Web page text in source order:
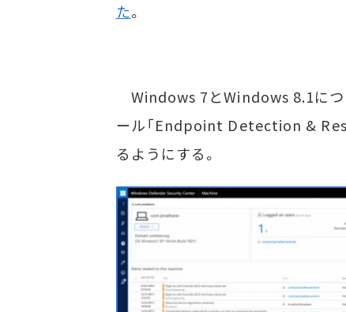
た。
Windows 7とWindows 8.1につ
ール「Endpoint Detection &
るようにする。